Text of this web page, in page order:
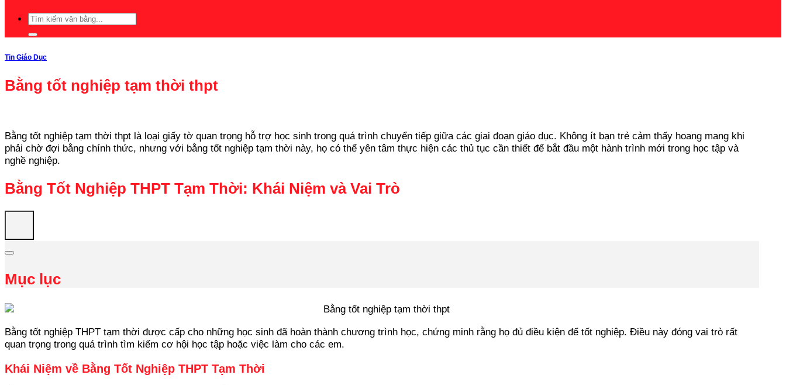
Tin Giáo Dục
Bằng tốt nghiệp tạm thời thpt
Bằng tốt nghiệp tạm thời thpt là loại giấy tờ quan trọng hỗ trợ học sinh trong quá trình chuyển tiếp giữa các giai đoạn giáo dục. Không ít bạn trẻ cảm thấy hoang mang khi
phải chờ đợi bằng chính thức, nhưng với bằng tốt nghiệp tạm thời này, họ có thể yên tâm thực hiện các thủ tục cần thiết để bắt đầu một hành trình mới trong học tập và
nghề nghiệp.
Bằng Tốt Nghiệp THPT Tạm Thời: Khái Niệm và Vai Trò
Mục lục
Bằng tốt nghiệp THPT tạm thời được cấp cho những học sinh đã hoàn thành chương trình học, chứng minh rằng họ đủ điều kiện để tốt nghiệp. Điều này đóng vai trò rất
quan trọng trong quá trình tìm kiếm cơ hội học tập hoặc việc làm cho các em.
Khái Niệm về Bằng Tốt Nghiệp THPT Tạm Thời